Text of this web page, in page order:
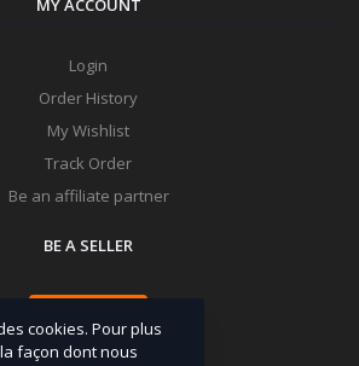
MY ACCOUNT
Login
Order History
My Wishlist
Track Order
Be an affiliate partner
BE A SELLER
cookies. Pour plus
façon dont nous